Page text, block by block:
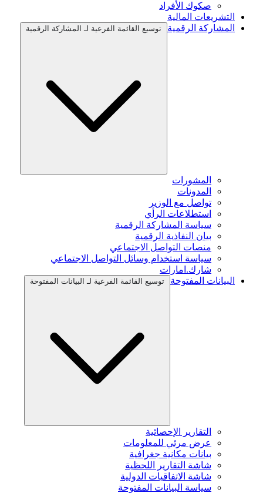
صكوك الأفراد
التشريعات المالية
المشاركة الرقمية
توسيع القائمة الفرعية لـ المشاركة الرقمية
المشورات
المدونات
تواصل مع الوزير
استطلاعات الرأي
سياسة المشاركة الرقمية
بيان النفاذية الرقمية
منصات التواصل الاجتماعي
سياسة استخدام وسائل التواصل الاجتماعي
شارك.امارات
البيانات المفتوحة
توسيع القائمة الفرعية لـ البيانات المفتوحة
التقارير الإحصائية
عرض مرئي للمعلومات
بيانات مكانية جغرافية
شاشة التقارير اللحظية
شاشة الاتفاقيات الدولية
سياسة البيانات المفتوحة